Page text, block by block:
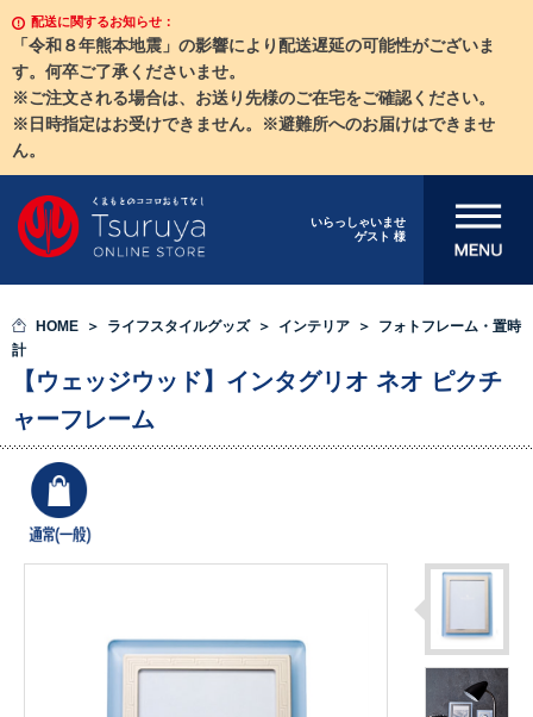
配送に関するお知らせ：
「令和８年熊本地震」の影響により配送遅延の可能性がございま
す。何卒ご了承くださいませ。
※ご注文される場合は、お送り先様のご在宅をご確認ください。
※日時指定はお受けできません。※避難所へのお届けはできませ
ん。
いらっしゃいませ
ゲスト 様
メニューを開
HOME ライフスタイルグッズ インテリア
フォトフレーム・置時
計
【ウェッジウッド】インタグリオ ネオ ピクチ
ャーフレーム